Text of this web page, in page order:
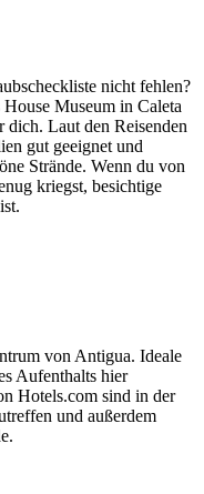
nicht fehlen?
Museum in Caleta
dich. Laut den Reisenden
gut geeignet und
Strände. Wenn du von
kriegst, besichtige
von Antigua. Ideale
Aufenthalts hier
Hotels.com sind in der
und außerdem